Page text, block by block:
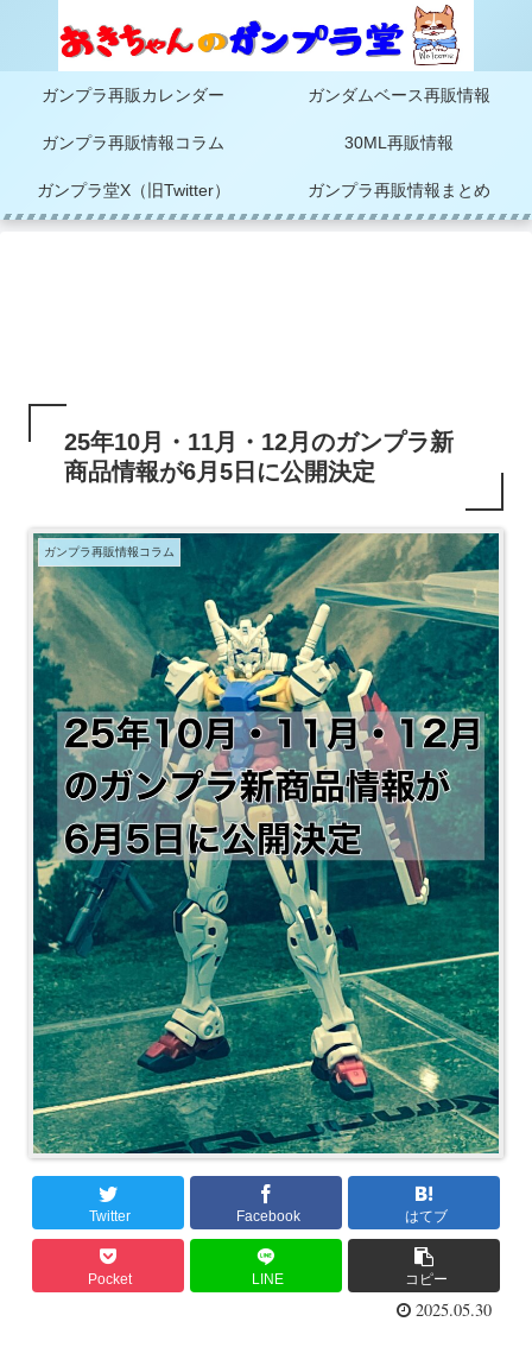
ガンプラ再販カレンダー ガンダムベース再販情報
ガンプラ再販情報コラム 30ML再販情報
ガンプラ堂X（旧Twitter） ガンプラ再販情報まとめ
25年10月・11月・12月のガンプラ新
商品情報が6月5日に公開決定
ガンプラ再販情報コラム
Twitter Facebook はてブ
Pocket LINE コピー
2025.05.30